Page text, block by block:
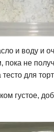
и воду и
не
для
густое,